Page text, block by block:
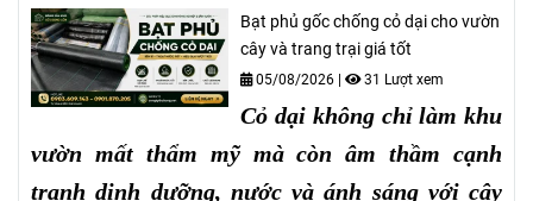
Bạt phủ gốc chống cỏ dại cho vườn
cây và trang trại giá tốt
05/08/2026 | 31 Lượt xem
Cỏ dại không chỉ làm khu
vườn mất thẩm mỹ mà còn âm thầm cạnh
tranh dinh dưỡng, nước và ánh sáng với cây